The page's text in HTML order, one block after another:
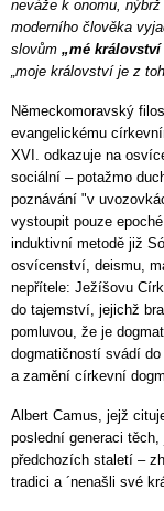
neváže k onomu,
moderního člověka
slovům „mé
„moje království je z
Německomoravský
evangelickému
XVI. odkazuje na
sociální – potažmo
poznávání "v
vystoupit pouze
induktivní metodě již
osvícenství, deismu,
nepřítele: Ježíšovu
do tajemství, jejichž
pomluvou, že je
dogmatičností svádí
a zamění církevní
Albert Camus, jejž
poslední generaci
předchozích staletí –
tradici a ´nenašli své